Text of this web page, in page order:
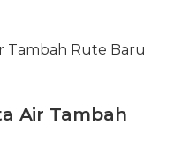
Air Tambah